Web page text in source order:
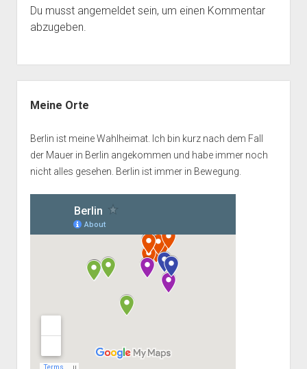
Du musst angemeldetsein, um einen Kommentar
abzugeben.
Meine Orte
Berlin ist meine Wahlheimat. Ich bin kurz nach dem Fall
der Mauer in Berlin angekommen und habe immer noch
nicht alles gesehen. Berlin ist immer in Bewegung.